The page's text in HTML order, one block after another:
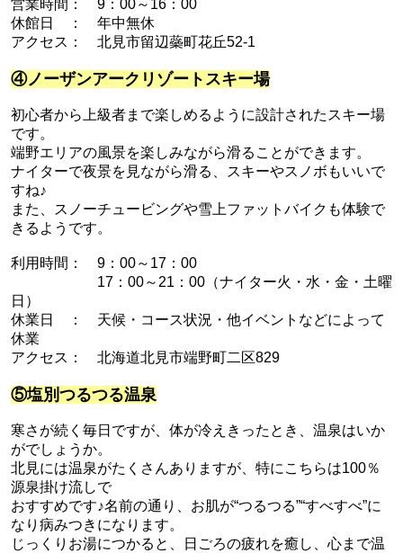
営業時間： 9：00～16：00
休館日 ： 年中無休
アクセス： 北見市留辺蘂町花丘52-1
④ノーザンアークリゾートスキー場
初心者から上級者まで楽しめるように設計されたスキー場
です。
端野エリアの風景を楽しみながら滑ることができます。
ナイターで夜景を見ながら滑る、スキーやスノボもいいで
すね♪
また、スノーチュービングや雪上ファットバイクも体験で
きるようです。
利用時間： 9：00～17：00
17：00～21：00（ナイター火・水・金・土曜
日）
休業日 ： 天候・コース状況・他イベントなどによって
休業
アクセス： 北海道北見市端野町二区829
⑤塩別つるつる温泉
寒さが続く毎日ですが、体が冷えきったとき、温泉はいか
がでしょうか。
北見には温泉がたくさんありますが、特にこちらは100％
源泉掛け流しで
おすすめです♪名前の通り、 お肌が“つるつる”“すべすべ”に
なり病みつきになります。
じっくりお湯につかると、日ごろの疲れを癒し、心まで温